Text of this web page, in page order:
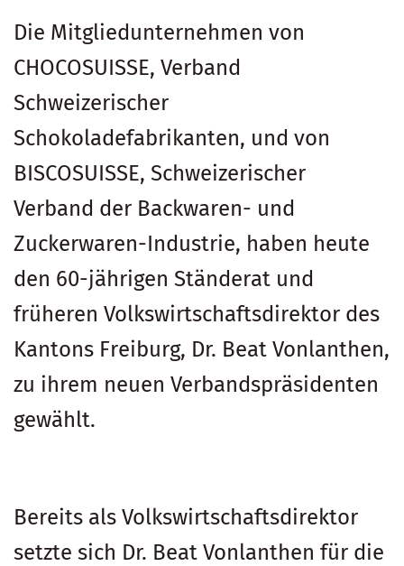
Die Mitgliedunternehmen von
CHOCOSUISSE, Verband
Schweizerischer
Schokoladefabrikanten, und von
BISCOSUISSE, Schweizerischer
Verband der Backwaren- und
Zuckerwaren-Industrie, haben heute
den 60-jährigen Ständerat und
früheren Volkswirtschaftsdirektor des
Kantons Freiburg, Dr. Beat Vonlanthen,
zu ihrem neuen Verbandspräsidenten
gewählt.
Bereits als Volkswirtschaftsdirektor
setzte sich Dr. Beat Vonlanthen für die